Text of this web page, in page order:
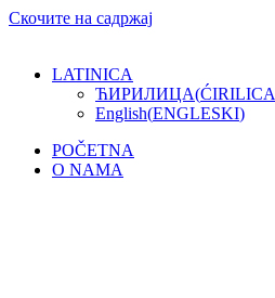
Скочите на садржај
LATINICA
ЋИРИЛИЦА(ĆIRILICA
English(ENGLESKI)
POČETNA
O NAMA